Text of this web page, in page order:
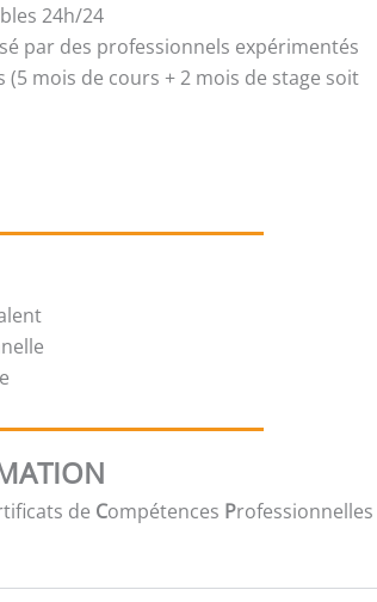
24h/24
par des professionnels expérimentés
(5 mois de cours + 2 mois de stage soit
de Compétences Professionnelles